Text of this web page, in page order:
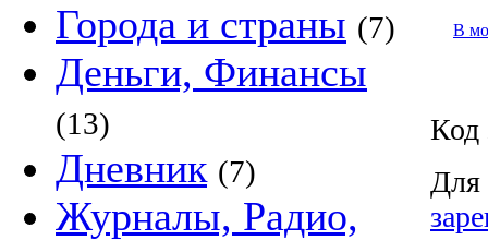
Города и страны (7)
Деньги, Финансы
(13)
Дневник (7)
Журналы, Радио,
В
Код
Для